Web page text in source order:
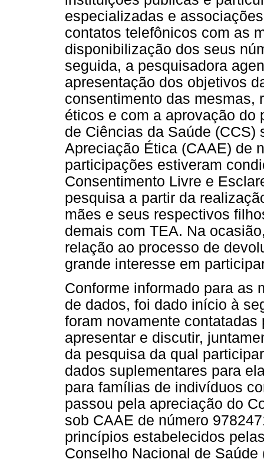
especializadas e
contatos telefônicos com as
disponibilização dos seus
seguida, a pesquisadora
apresentação dos objetivos
consentimento das mesmas,
éticos e com a aprovação do
de Ciências da Saúde (CCS)
Apreciação Ética (CAAE) de
participações estiveram
Consentimento Livre e
pesquisa a partir da
mães e seus respectivos
demais com TEA. Na
relação ao processo de
grande interesse em
Conforme informado para as
de dados, foi dado início à
foram novamente
apresentar e discutir,
da pesquisa da qual
dados suplementares para
para famílias de indivíduos
passou pela apreciação do
sob CAAE de número
princípios estabelecidos
Conselho Nacional de Saúde